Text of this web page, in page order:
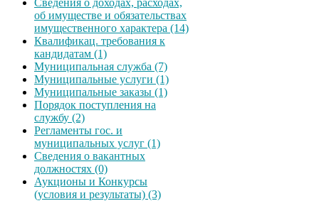
Сведения о доходах, расходах,
об имуществе и обязательствах
имущественного характера (14)
Квалификац. требования к
кандидатам (1)
Муниципальная служба (7)
Муниципальные услуги (1)
Муниципальные заказы (1)
Порядок поступления на
службу (2)
Регламенты гос. и
муниципальных услуг (1)
Сведения о вакантных
должностях (0)
Аукционы и Конкурсы
(условия и результаты) (3)